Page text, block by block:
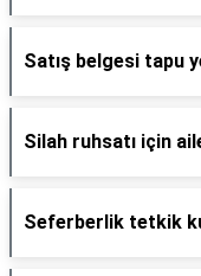
Satış belgesi tapu
Silah ruhsatı için
Seferberlik tetkik